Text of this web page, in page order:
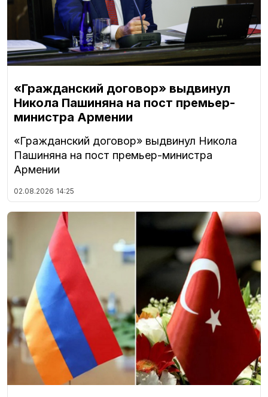
«Гражданский договор» выдвинул
Никола Пашиняна на пост премьер-
министра Армении
«Гражданский договор» выдвинул Никола
Пашиняна на пост премьер-министра
Армении
02.08.2026 14:25